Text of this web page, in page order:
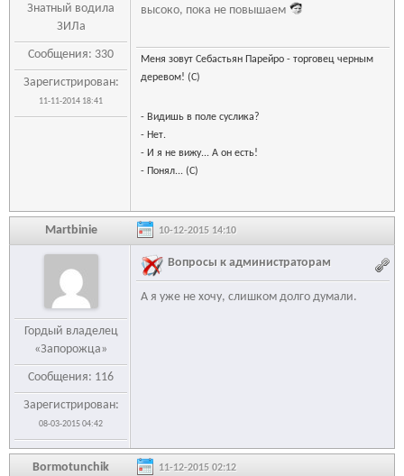
Знатный водила
ЗИЛа
Сообщения: 330
Зарегистрирован:
11-11-2014 18:41
высоко, пока не повышаем
Меня зовут Себастьян Парейро - торговец черным
деревом! (С)
- Видишь в поле суслика?
- Нет.
- И я не вижу... А он есть!
- Понял... (С)
Martbinie 10-12-2015 14:10
Гордый владелец
«Запорожца»
Сообщения: 116
Зарегистрирован:
08-03-2015 04:42
Вопросы к администраторам
А я уже не хочу, слишком долго думали.
Bormotunchik 11-12-2015 02:12